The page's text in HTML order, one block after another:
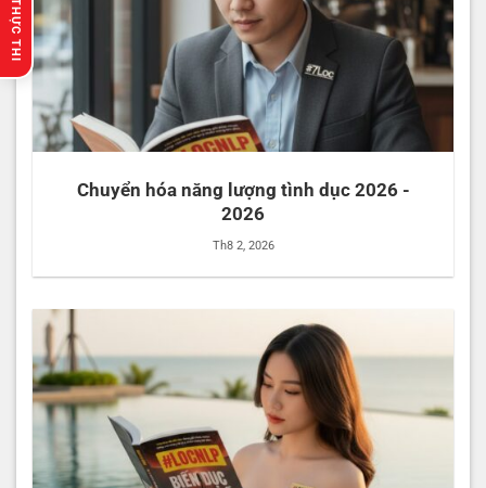
Chuyển hóa năng lượng tình dục 2026 -
2026
Th8 2, 2026